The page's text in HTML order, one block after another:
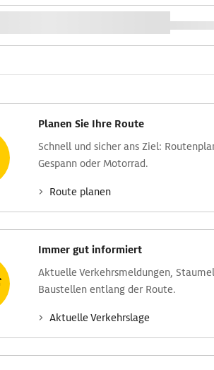
Planen Sie Ihre Route
Schnell und sicher ans Ziel:
Gespann oder Motorrad.
Route planen
Immer gut informiert
Aktuelle Verkehrs­meldungen,
Baustellen entlang der Route.
Aktuelle Verkehrs­lage